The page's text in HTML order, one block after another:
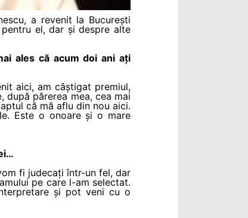
a revenit la București
el, dar și despre alte
ales că acum doi ani ați
aici, am câștigat premiul,
după părerea mea, cea mai
că mă aflu din nou aici.
Este o onoare și o mare
fi judecați într-un fel, dar
pe care l-am selectat.
și pot veni cu o